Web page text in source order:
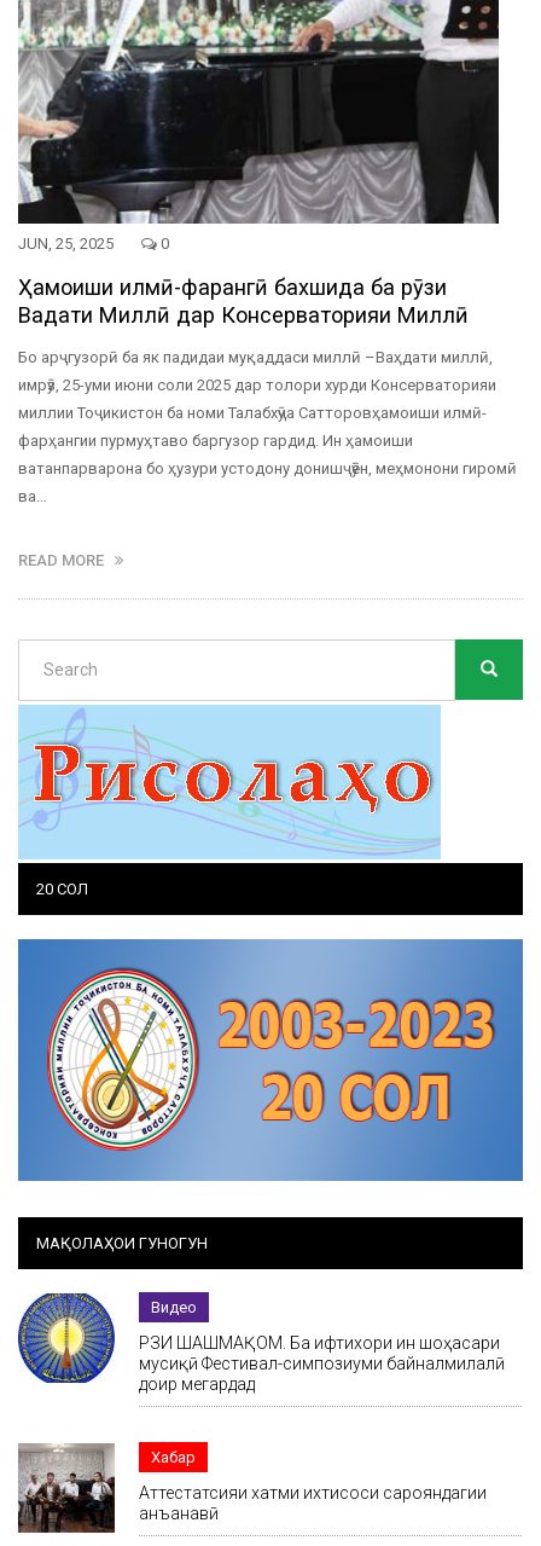
JUN, 25, 2025 0
Ҳамоиши илмӣ-фарҳангӣ бахшида ба рӯзи
Ваҳдати Миллӣ дар Консерваторияи Миллӣ
Бо арҷгузорӣ ба як падидаи муқаддаси миллӣ –Ваҳдати миллӣ,
имрӯз, 25-уми июни соли 2025 дар толори хурди Консерваторияи
миллии Тоҷикистон ба номи Талабхӯҷа Сатторовҳамоиши илмӣ-
фарҳангии пурмуҳтаво баргузор гардид. Ин ҳамоиши
ватанпарварона бо ҳузури устодону донишҷӯён, меҳмонони гиромӣ
ва…
READ MORE
Search
20 СОЛ
МАҚОЛАҲОИ ГУНОГУН
Видео
РӮЗИ ШАШМАҚОМ. Ба ифтихори ин шоҳасари
мусиқӣ Фестивал-симпозиуми байналмилалӣ
доир мегардад
Хабар
Аттестатсияи хатми ихтисоси сарояндагии
анъанавӣ